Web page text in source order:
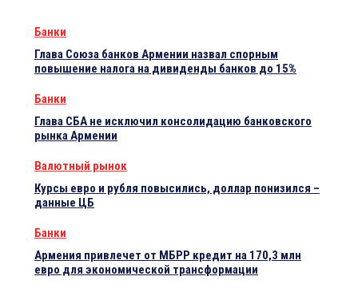
Банки
Глава Союза банков Армении назвал спорным
повышение налога на дивиденды банков до 15%
Банки
Глава СБА не исключил консолидацию банковского
рынка Армении
Валютный рынок
Курсы евро и рубля повысились, доллар понизился –
данные ЦБ
Банки
Армения привлечет от МБРР кредит на 170,3 млн
евро для экономической трансформации